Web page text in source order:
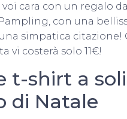
cara con un regalo
con una
simpatica citazione!
vi costerà solo 11€!
t-shirt a soli
di Natale